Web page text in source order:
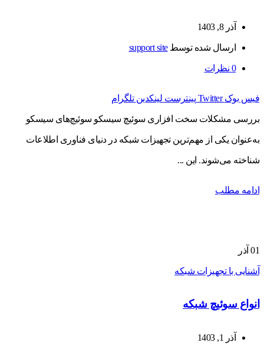
آذر 8, 1403
ارسال شده توسطsupport site
0 نظرات
فیس بوک Twitter پینترست لینکدین تلگرام
بررسی مشکلات سخت افزاری سوئیچ سیسکو سوئیچ‌های سیسکو
به‌عنوان یکی از مهم‌ترین تجهیزات شبکه در دنیای فناوری اطلاعات
شناخته می‌شوند. این ...
ادامه مطلب
01 آذر
آشنایی با تجهیزات شبکه
انواع سوئیچ شبکه
آذر 1, 1403